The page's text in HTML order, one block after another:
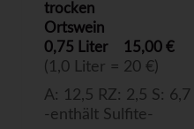
trocken
Ortswein
0,75 Liter
15,00 €
(1,0 Liter = 20 €)
A: 12,5 RZ: 2,5 S: 6,7
-enthält Sulfite-